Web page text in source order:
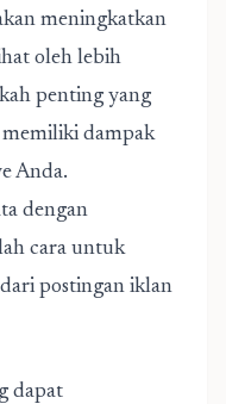
meningkatkan
oleh lebih
penting yang
dampak
Anda.
dengan
cara untuk
postingan iklan
dapat